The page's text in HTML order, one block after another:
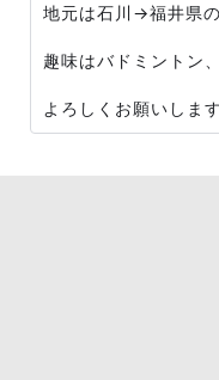
地元は石川→福井県
趣味はバドミントン
よろしくお願いしま